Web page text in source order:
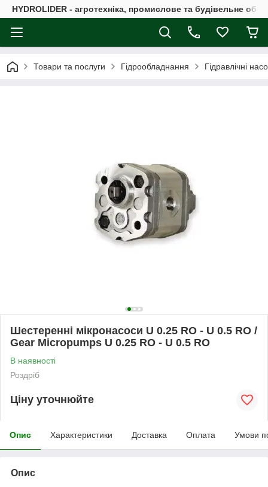
HYDROLIDER - агротехніка, промислове та будівельне
Товари та послуги Гідрообладнання Гідравлічні
Шестеренні мікронасоси U 0.25 RO - U 0.5 RO /
Gear Micropumps U 0.25 RO - U 0.5 RO
В наявності
Роздріб
Ціну уточнюйте
Опис Характеристики Доставка Оплата Умови
Опис